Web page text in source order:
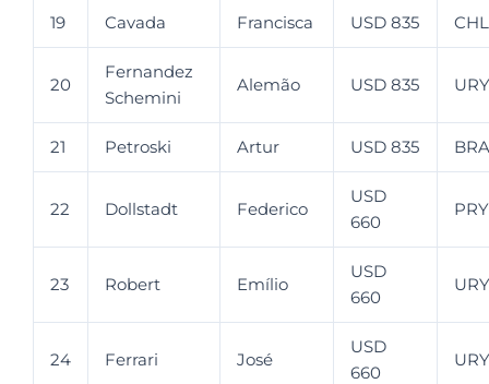
19 Cavada Francisca USD 835 CHL
20
Fernandez
Schemini
Alemão USD 835 URY
21 Petroski Artur USD 835 BRA
22 Dollstadt Federico
USD
660
PRY
23 Robert Emílio
USD
660
URY
24 Ferrari José
USD
660
URY